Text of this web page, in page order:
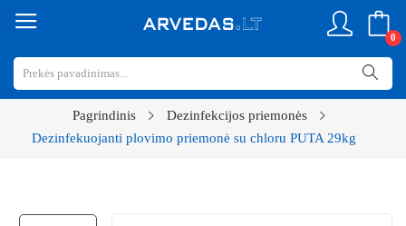
0
Pagrindinis
Dezinfekcijos priemonės
Dezinfekuojanti plovimo priemonė su chloru PUTA 29kg